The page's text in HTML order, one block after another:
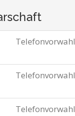
Telefonvorwahl
Telefonvorwahl
Telefonvorwahl